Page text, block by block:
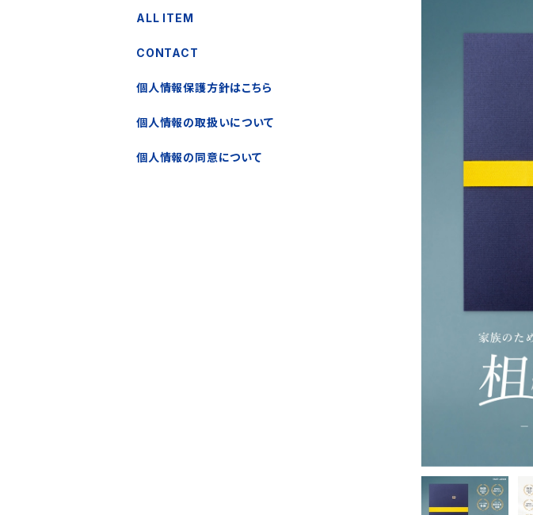
ALL ITEM
CONTACT
個人情報保護方針はこちら
個人情報の取扱いについて
個人情報の同意について